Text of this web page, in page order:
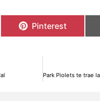
Pinterest